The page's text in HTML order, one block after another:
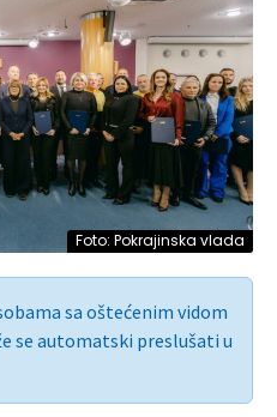
Foto: Pokrajinska vlada
sa oštećenim vidom
se automatski preslušati u